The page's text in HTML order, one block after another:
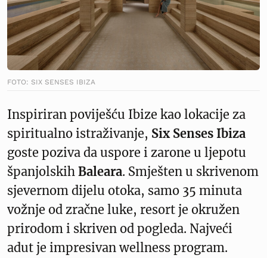
FOTO: SIX SENSES IBIZA
Inspiriran poviješću Ibize kao lokacije za
spiritualno istraživanje, Six Senses Ibiza
goste poziva da uspore i zarone u ljepotu
španjolskih Baleara. Smješten u skrivenom
sjevernom dijelu otoka, samo 35 minuta
vožnje od zračne luke, resort je okružen
prirodom i skriven od pogleda. Najveći
adut je impresivan wellness program.